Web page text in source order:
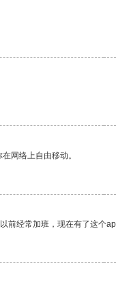
网络上自由移动。
经常加班，现在有了这个